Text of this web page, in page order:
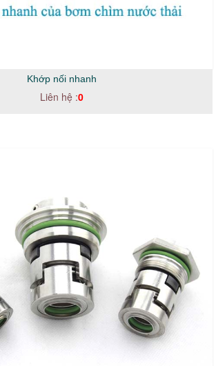
Khớp nối nhanh
Liên hệ :0